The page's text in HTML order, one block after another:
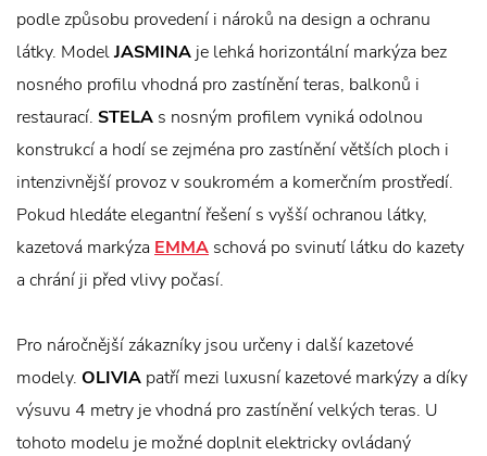
podle způsobu provedení i nároků na design a ochranu
látky. ModelJASMINA je lehká horizontální markýza bez
nosného profilu vhodná pro zastínění teras, balkonů i
restaurací. STELA s nosným profilem vyniká odolnou
konstrukcí a hodí se zejména pro zastínění větších ploch i
intenzivnější provoz v soukromém a komerčním prostředí.
Pokud hledáte elegantní řešení s vyšší ochranou látky,
kazetová markýza EMMA schová po svinutí látku do kazety
a chrání ji před vlivy počasí.
Pro náročnější zákazníky jsou určeny i další kazetové
modely. OLIVIA patří mezi luxusní kazetové markýzy a díky
výsuvu 4 metry je vhodná pro zastínění velkých teras. U
tohoto modelu je možné doplnit elektricky ovládaný